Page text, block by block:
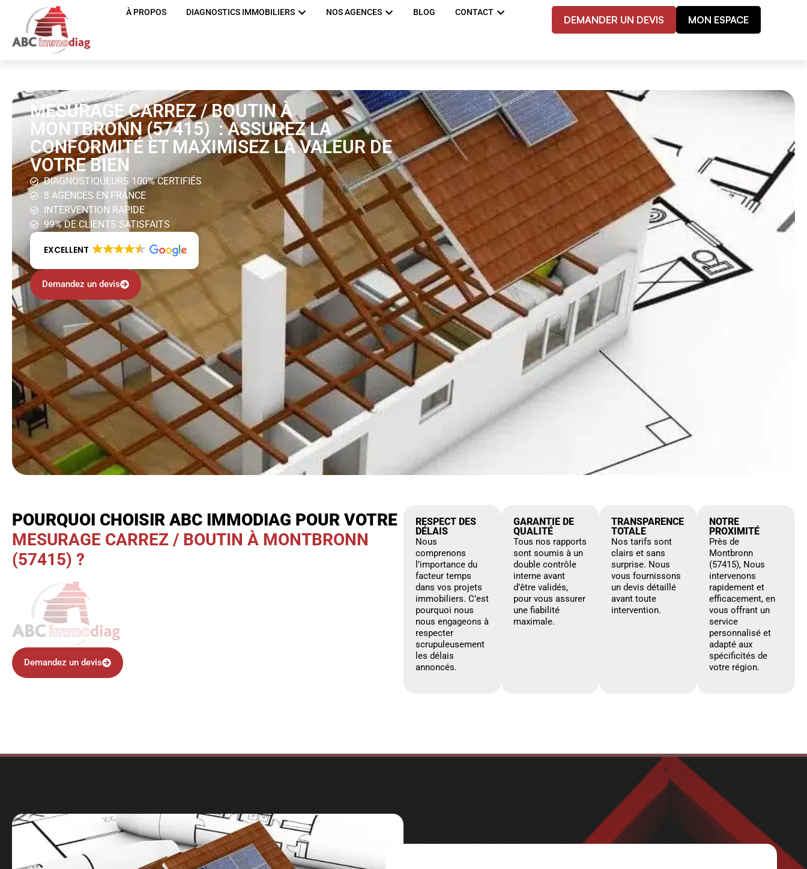
À PROPOS DIAGNOSTICS IMMOBILIERS NOS AGENCES BLOG CONTACT
DEMANDER UN DEVIS MON ESPACE
MESURAGE CARREZ / BOUTIN À
MONTBRONN (57415) : ASSUREZ LA
CONFORMITÉ ET MAXIMISEZ LA VALEUR DE
VOTRE BIEN
DIAGNOSTIQUEURS 100% CERTIFIÉS
8 AGENCES EN FRANCE
INTERVENTION RAPIDE
99% DE CLIENTS SATISFAITS
EXCELLENT
Demandez un devis
POURQUOI CHOISIR ABC IMMODIAG POUR VOTRE
MESURAGE CARREZ / BOUTIN À MONTBRONN
(57415) ?
Demandez un devis
RESPECT DES
DÉLAIS
Nous
comprenons
l’importance du
facteur temps
dans vos projets
immobiliers. C’est
pourquoi nous
nous engageons à
respecter
scrupuleusement
les délais
annoncés.
GARANTIE DE
QUALITÉ
Tous nos rapports
sont soumis à un
double contrôle
interne avant
d’être validés,
pour vous assurer
une fiabilité
maximale.
TRANSPARENCE
TOTALE
Nos tarifs sont
clairs et sans
surprise. Nous
vous fournissons
un devis détaillé
avant toute
intervention.
NOTRE
PROXIMITÉ
Près de
Montbronn
(57415), Nous
intervenons
rapidement et
efficacement, en
vous offrant un
service
personnalisé et
adapté aux
spécificités de
votre région.